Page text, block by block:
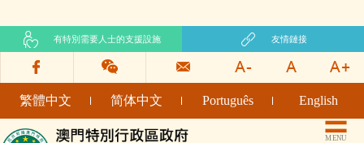
有特別需要人士的支援設施 友情鏈接
繁體中文 简体中文 Português English
文化發展基金網頁 MENU